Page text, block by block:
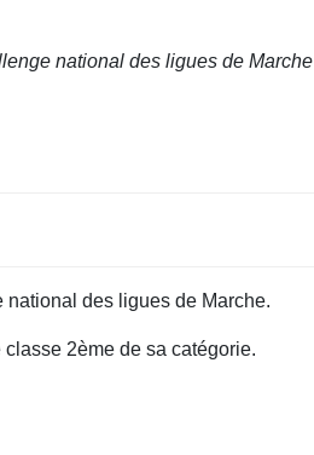
national des ligues de Marche
des ligues de Marche.
2ème de sa catégorie.